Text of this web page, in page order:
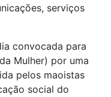
serviços
convocada para
Mulher) por uma
pelos maoistas
social do